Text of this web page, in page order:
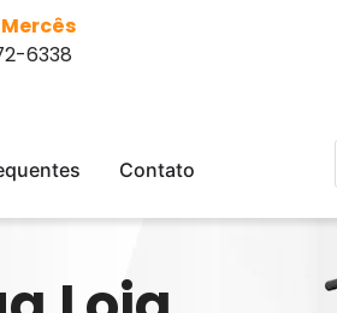
6338
Contato